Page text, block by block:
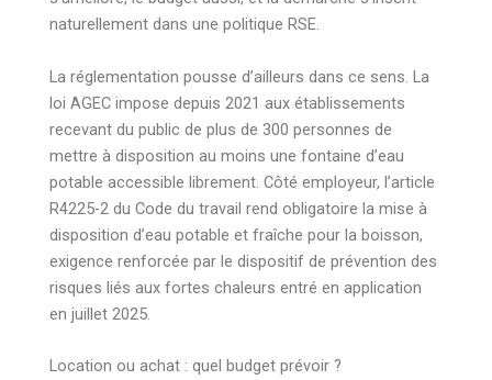
naturellement dans une politique RSE.
La réglementation pousse d’ailleurs dans ce sens. La
loi AGEC impose depuis 2021 aux établissements
recevant du public de plus de 300 personnes de
mettre à disposition au moins une fontaine d’eau
potable accessible librement. Côté employeur, l’article
R4225-2 du Code du travail rend obligatoire la mise à
disposition d’eau potable et fraîche pour la boisson,
exigence renforcée par le dispositif de prévention des
risques liés aux fortes chaleurs entré en application
en juillet 2025.
Location ou achat : quel budget prévoir ?